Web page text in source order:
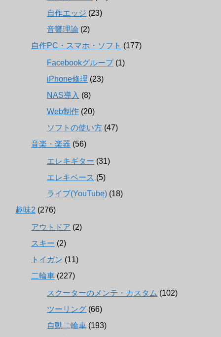
自作エッジ (23)
音響理論 (2)
自作PC・スマホ・ソフト (177)
Facebookグループ(1)
iPhone修理 (23)
NAS導入 (8)
Web制作 (20)
ソフトの使い方 (47)
音楽・楽器 (56)
エレキギター (31)
エレキベース (5)
ライブ(YouTube) (18)
趣味2 (276)
アウトドア (2)
スキー (2)
トイガン (11)
二輪車 (227)
スクーターのメンテ・カスタム (102)
ツーリング (66)
自動二輪車 (193)